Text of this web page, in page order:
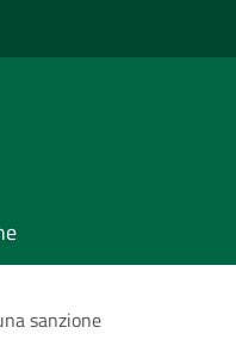
sanzione